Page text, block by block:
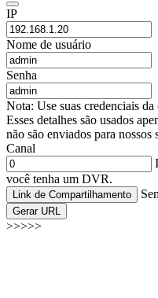
IP
Nome de usuário
Senha
Nota: Use suas credenciais
Esses detalhes são usados
não são enviados para nossos
Canal
você tenha um DVR.
Link de Compartilhamento
Gerar URL
>>>>>